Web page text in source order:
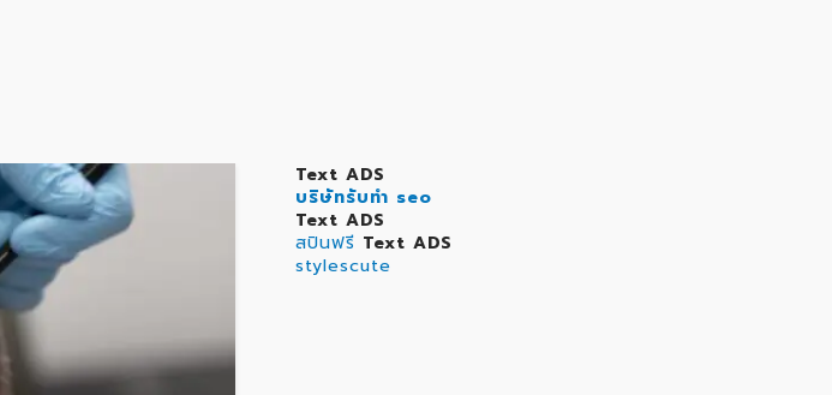
Text ADS
บริษัทรับทำ seo
Text ADS
สปินฟรี Text ADS
stylescute